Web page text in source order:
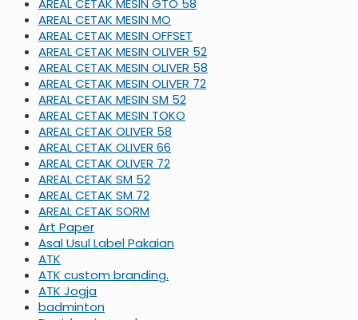
AREAL CETAK MESIN GTO 58
AREAL CETAK MESIN MO
AREAL CETAK MESIN OFFSET
AREAL CETAK MESIN OLIVER 52
AREAL CETAK MESIN OLIVER 58
AREAL CETAK MESIN OLIVER 72
AREAL CETAK MESIN SM 52
AREAL CETAK MESIN TOKO
AREAL CETAK OLIVER 58
AREAL CETAK OLIVER 66
AREAL CETAK OLIVER 72
AREAL CETAK SM 52
AREAL CETAK SM 72
AREAL CETAK SORM
Art Paper
Asal Usul Label Pakaian
ATK
ATK custom branding.
ATK Jogja
badminton